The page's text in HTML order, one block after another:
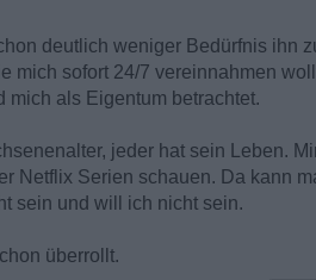
deutlich weniger Bedürfnis ihn
mich sofort 24/7 vereinnahmen
mich als Eigentum betrachtet.
jeder hat sein Leben.
Netflix Serien schauen. Da kann
sein und will ich nicht sein.
überrollt.